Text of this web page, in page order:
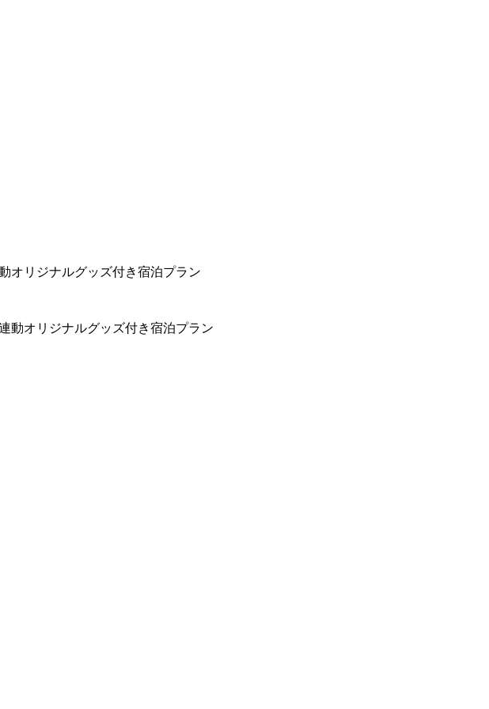
オリジナルグッズ付き宿泊プラン
動オリジナルグッズ付き宿泊プラン